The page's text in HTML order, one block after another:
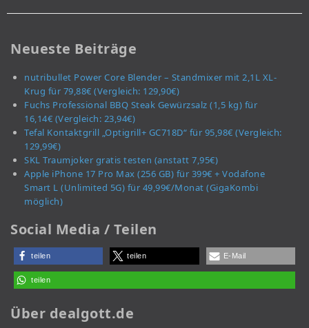
Neueste Beiträge
nutribullet Power Core Blender – Standmixer mit 2,1L XL-
Krug für 79,88€ (Vergleich: 129,90€)
Fuchs Professional BBQ Steak Gewürzsalz (1,5 kg) für
16,14€ (Vergleich: 23,94€)
Tefal Kontaktgrill „Optigrill+ GC718D“ für 95,98€ (Vergleich:
129,99€)
SKL Traumjoker gratis testen (anstatt 7,95€)
Apple iPhone 17 Pro Max (256 GB) für 399€ + Vodafone
Smart L (Unlimited 5G) für 49,99€/Monat (GigaKombi
möglich)
Social Media / Teilen
teilen teilen E-Mail
teilen
Über dealgott.de